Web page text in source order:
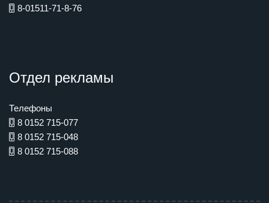
8-01511-71-8-76
Отдел рекламы
Телефоны
8 0152 715-077
8 0152 715-048
8 0152 715-088